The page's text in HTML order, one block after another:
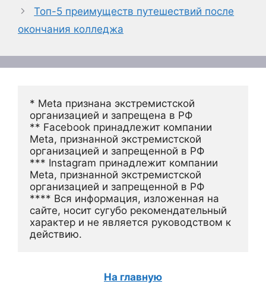
Топ-5 преимуществ путешествий после
окончания колледжа
* Meta признана экстремистской
организацией и запрещена в РФ
** Facebook принадлежит компании
Meta, признанной экстремистской
организацией и запрещенной в РФ
*** Instagram принадлежит компании
Meta, признанной экстремистской
организацией и запрещенной в РФ
**** Вся информация, изложенная на
сайте, носит сугубо рекомендательный
характер и не является руководством к
действию.
На главную